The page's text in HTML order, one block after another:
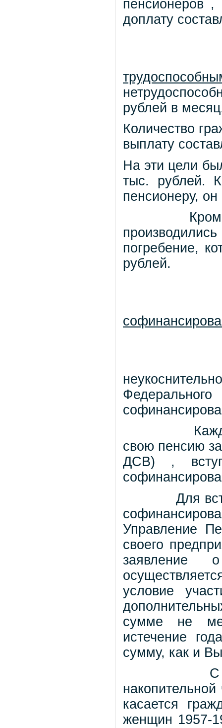
пенсионеров
доплату
рублей в
Количество
выплату
На эти цели
тыс. рублей.
пенсионеру,
погребение,
рублей.
неукоснительно
свою пенсию
ДСВ) ,
Для
Управление
своего
заявление
условие
сумме не
истечение
сумму, как и
С
касается
женщин 1957-